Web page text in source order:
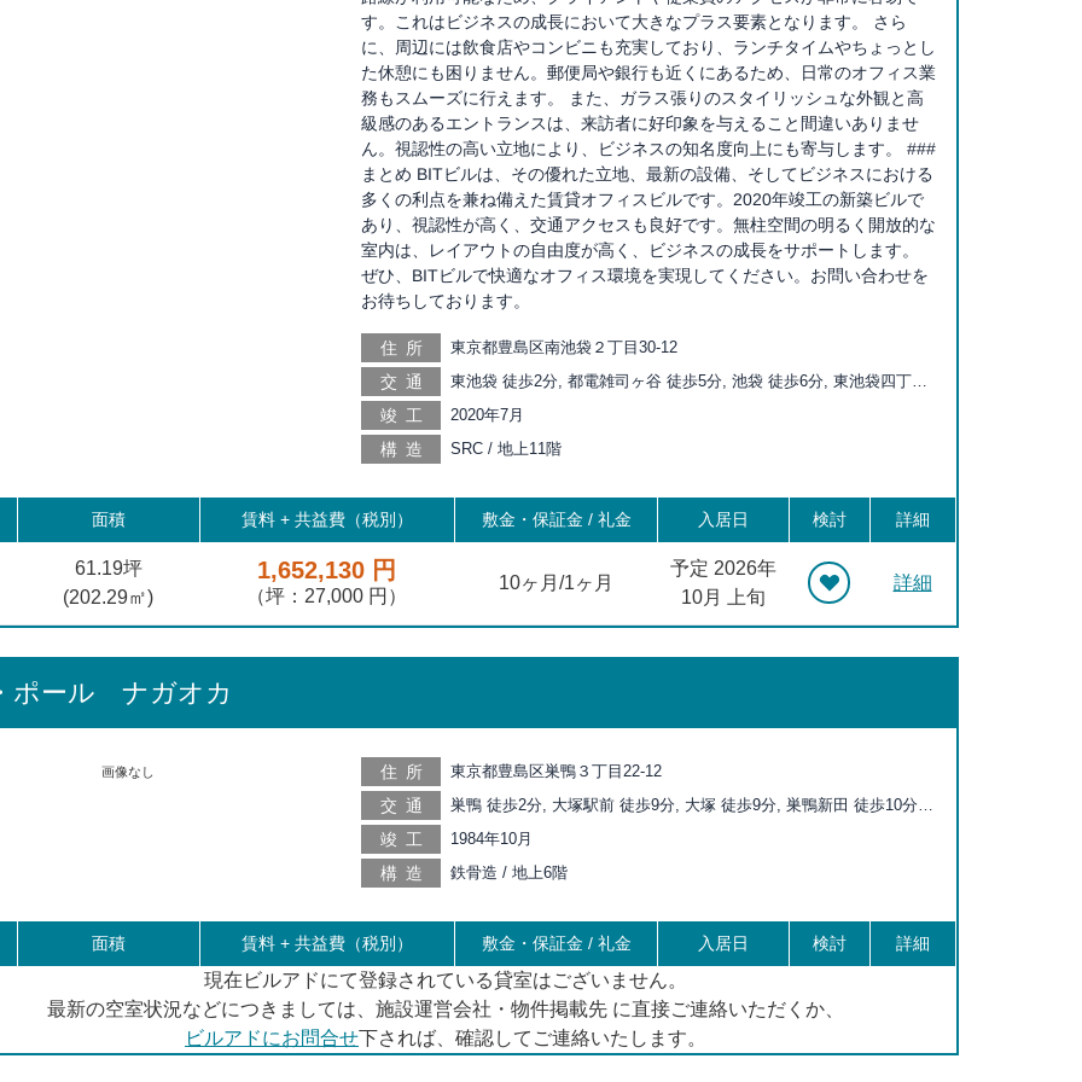
す。これはビジネスの成長において大きなプラス要素となります。 さら
に、周辺には飲食店やコンビニも充実しており、ランチタイムやちょっとし
た休憩にも困りません。郵便局や銀行も近くにあるため、日常のオフィス業
務もスムーズに行えます。 また、ガラス張りのスタイリッシュな外観と高
級感のあるエントランスは、来訪者に好印象を与えること間違いありませ
ん。視認性の高い立地により、ビジネスの知名度向上にも寄与します。 ###
まとめ BITビルは、その優れた立地、最新の設備、そしてビジネスにおける
多くの利点を兼ね備えた賃貸オフィスビルです。2020年竣工の新築ビルで
あり、視認性が高く、交通アクセスも良好です。無柱空間の明るく開放的な
室内は、レイアウトの自由度が高く、ビジネスの成長をサポートします。
ぜひ、BITビルで快適なオフィス環境を実現してください。お問い合わせを
お待ちしております。
住所 東京都豊島区南池袋２丁目30-12
交通
東池袋 徒歩2分, 都電雑司ヶ谷 徒歩5分, 池袋 徒歩6分, 東池袋四丁目
徒歩6分, 雑司が谷 徒歩9分, 鬼子母神前 徒歩10分, 向原 徒歩10分, 大
塚 徒歩14分, 目白 徒歩14分, 新大塚 徒歩15分, 護国寺 徒歩16分, 大
塚駅前 徒歩16分, 学習院下 徒歩17分, 巣鴨新田 徒歩17分, 北池袋 徒
竣工 2020年7月
構造 SRC / 地上11階
面積 賃料 + 共益費（税別） 敷金・保証金 / 礼金 入居日 検討 詳細
61.19坪
(202.29㎡)
1,652,130 円
（坪：27,000 円）
10ヶ月/1ヶ月
予定 2026年
10月 上旬
詳細
ポール ナガオカ
画像なし 住所 東京都豊島区巣鴨３丁目22-12
交通
巣鴨 徒歩2分, 大塚駅前 徒歩9分, 大塚 徒歩9分, 巣鴨新田 徒歩10分,
庚申塚 徒歩11分, 千石 徒歩12分, 新庚申塚 徒歩13分, 駒込 徒歩13分,
新大塚 徒歩14分, 向原 徒歩15分, 西巣鴨 徒歩15分, 西ヶ原四丁目 徒
歩15分, 西ヶ原 徒歩18分, 滝野川一丁目 徒歩19分
竣工 1984年10月
構造 鉄骨造 / 地上6階
面積 賃料 + 共益費（税別） 敷金・保証金 / 礼金 入居日 検討 詳細
現在ビルアドにて登録されている貸室はございません。
最新の空室状況などにつきましては、施設運営会社・物件掲載先 に直接ご連絡いただくか、
ビルアドにお問合せ下されば、確認してご連絡いたします。